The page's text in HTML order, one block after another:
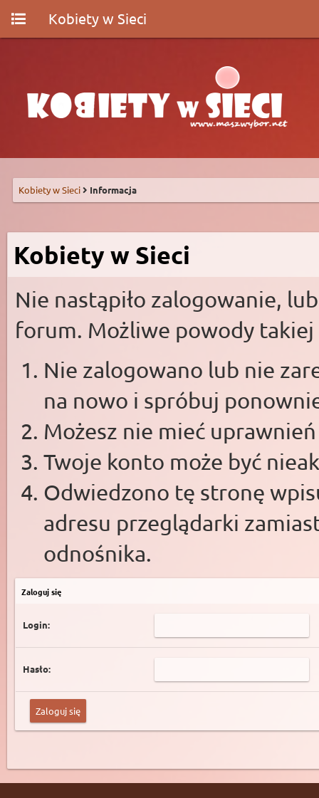
Kobiety w Sieci
Kobiety w Sieci Informacja
Kobiety w Sieci
Nie nastąpiło zalogowanie,
forum. Możliwe powody takiej
Nie zalogowano lub nie
na nowo i spróbuj
Możesz nie mieć
Twoje konto może być
Odwiedzono tę stronę
adresu przeglądarki
odnośnika.
Zaloguj się
Login:
Hasło: